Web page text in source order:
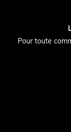
Pour toute